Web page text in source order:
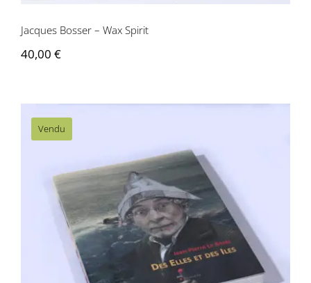
Jacques Bosser – Wax Spirit
40,00 €
Vendu
Jean-Pierre Le Bozec – Des elles et des
îles